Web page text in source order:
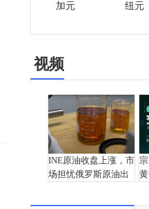
加元 纽元
视频
INE原油收盘上涨，市
场担忧俄罗斯原油出